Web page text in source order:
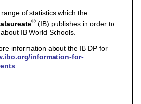
of statistics which the
® (IB) publishes in order to
IB World Schools.
information about the IB DP for
information-for-